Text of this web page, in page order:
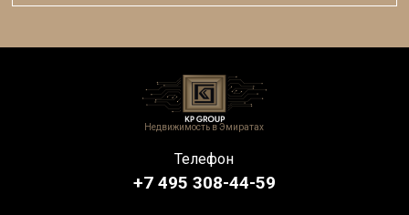
Недвижимость в Эмиратах
Телефон
+7 495 308-44-59